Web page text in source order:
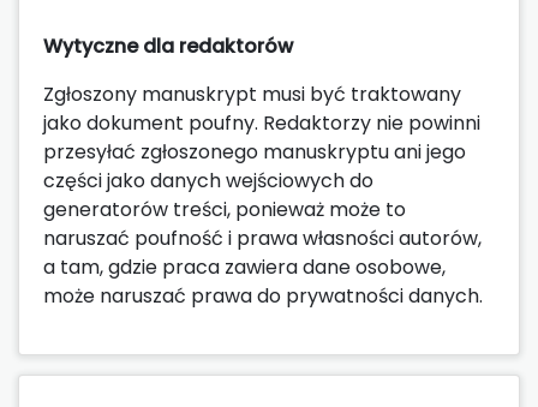
Wytyczne dla redaktorów
Zgłoszony manuskrypt musi być traktowany
jako dokument poufny. Redaktorzy nie powinni
przesyłać zgłoszonego manuskryptu ani jego
części jako danych wejściowych do
generatorów treści, ponieważ może to
naruszać poufność i prawa własności autorów,
a tam, gdzie praca zawiera dane osobowe,
może naruszać prawa do prywatności danych.